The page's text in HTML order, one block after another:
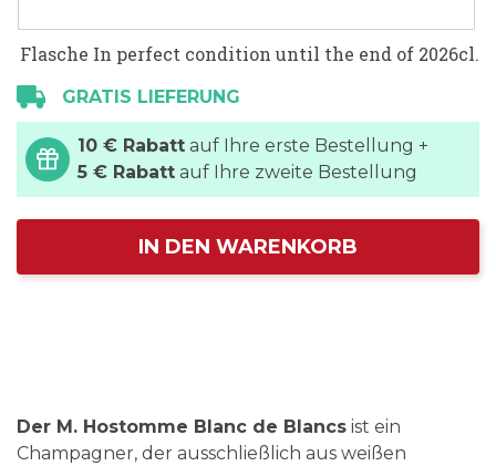
Flasche In perfect condition until the end of 2026cl.
GRATIS LIEFERUNG
10 € Rabatt auf Ihre erste Bestellung +
5 € Rabatt auf Ihre zweite Bestellung
IN DEN WARENKORB
Der M. Hostomme Blanc de Blancs ist ein
Champagner, der ausschließlich aus weißen